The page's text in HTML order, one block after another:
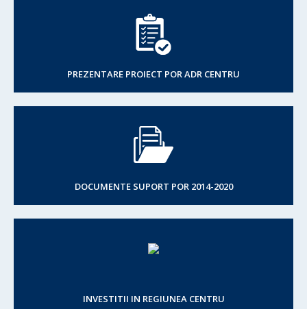
PREZENTARE PROIECT POR ADR CENTRU
DOCUMENTE SUPORT POR 2014-2020
INVESTITII IN REGIUNEA CENTRU